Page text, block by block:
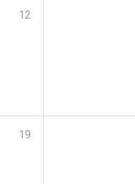
12
19